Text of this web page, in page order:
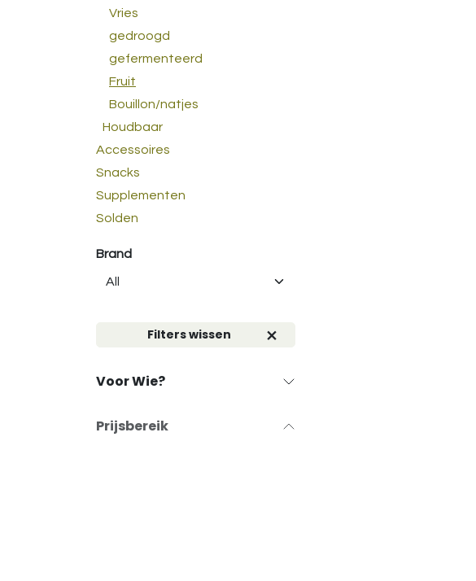
Vries
gedroogd
gefermenteerd
Fruit
Bouillon/natjes
Houdbaar
Accessoires
Snacks
Supplementen
Solden
Brand
Filters wissen
Voor Wie?
Prijsbereik